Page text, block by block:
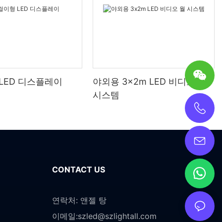
디스플레이
야외용 3x2m LED 비디오 월
시스템
CONTACT US
연락처: 앤젤 탕
이메일:szled@szlightall.com